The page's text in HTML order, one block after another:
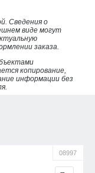
Сведения о
виде могут
заказа.
копирование,
информации без
08997